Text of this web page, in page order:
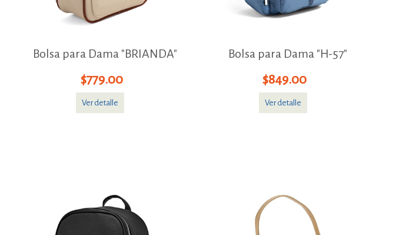
Bolsa para Dama "BRIANDA"
$779.00
Ver detalle
Bolsa para Dama "H-57"
$849.00
Ver detalle